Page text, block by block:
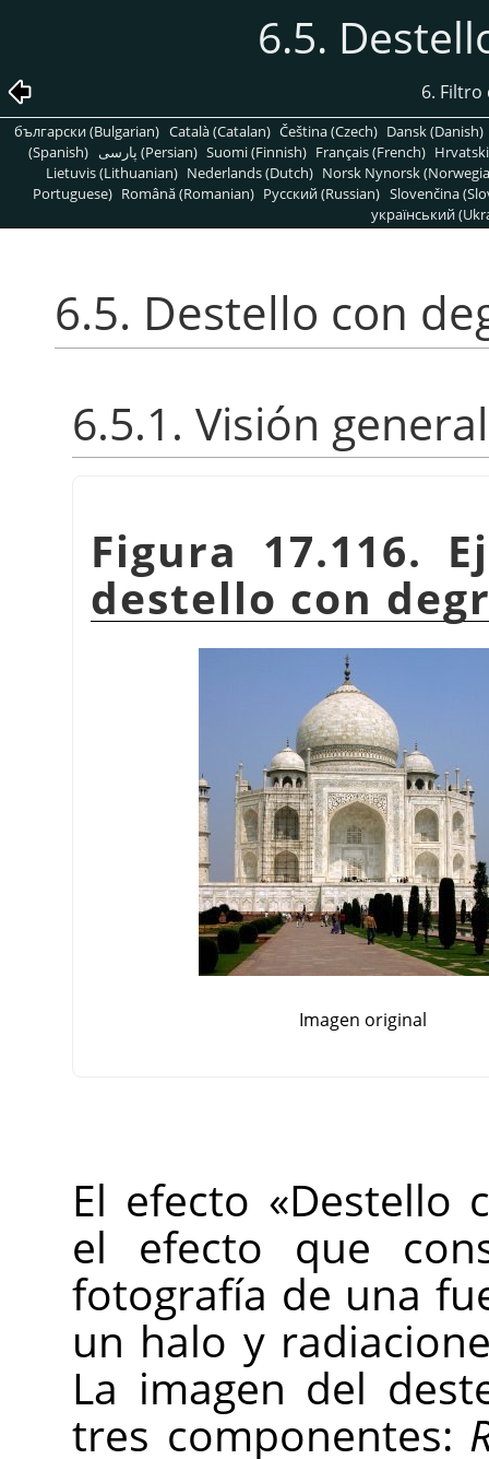
6.5.
6. Filtro
български (Bulgarian) Català (Catalan) Čeština (Czech) Dansk (Danish)
(Spanish)
پارسی (Persian) Suomi (Finnish) Français (French)
Lietuvis (Lithuanian) Nederlands (Dutch) Norsk Nynorsk
Portuguese) Română (Romanian) Pусский (Russian) Slovenčina
український
6.5. Destello con
6.5.1. Visión general
Figura 17.116.
destello con
Imagen original
El efecto «Destello
el efecto que
fotografía de una
un halo y
La imagen del
tres componentes: